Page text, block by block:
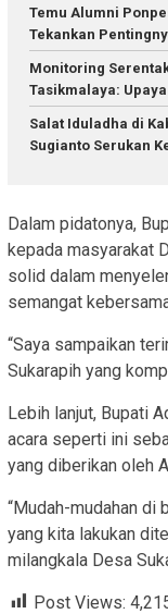
Temu Alumni
Tekankan
Monitoring
Tasikmalaya:
Salat Iduladha di
Sugianto Serukan
Dalam pidatonya,
kepada masyarakat
solid dalam
semangat
“Saya sampaikan
Sukarapih yang
Lebih lanjut, Bupati
acara seperti ini
yang diberikan oleh
“Mudah-mudahan di
yang kita lakukan
milangkala Desa
Post Views: